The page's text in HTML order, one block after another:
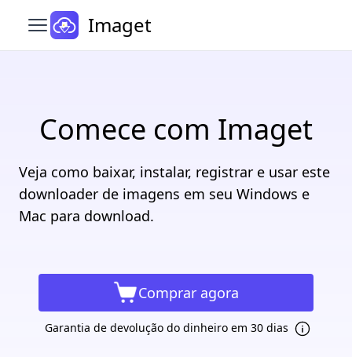
Abrir menu principal
Imaget
Comece com Imaget
Veja como baixar, instalar, registrar e usar este
downloader de imagens em seu Windows e
Mac para download.
Comprar agora
Garantia de devolução do dinheiro em 30 dias